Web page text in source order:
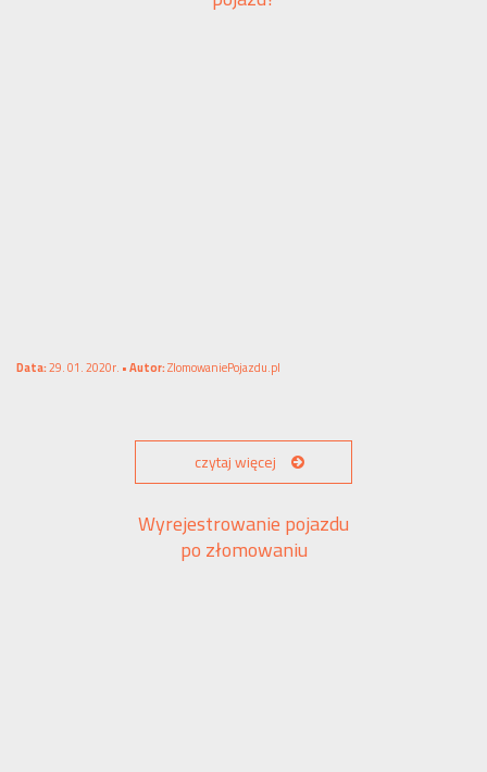
Data:29. 01. 2020r. •Autor:ZlomowaniePojazdu.pl
czytaj więcej
Wyrejestrowanie pojazdu
po złomowaniu